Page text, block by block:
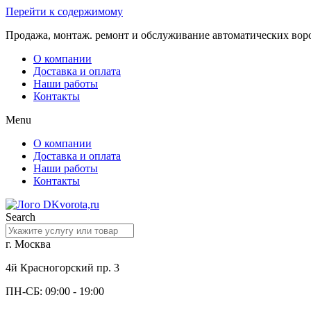
Перейти к содержимому
Продажа, монтаж. ремонт и обслуживание автоматических
О компании
Доставка и оплата
Наши работы
Контакты
Menu
О компании
Доставка и оплата
Наши работы
Контакты
Search
г. Москва
4й Красногорский пр. 3
ПН-СБ: 09:00 - 19:00